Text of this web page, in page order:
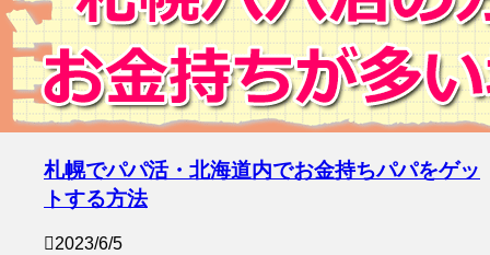
札幌でパパ活・北海道内でお金持ちパパをゲッ
トする方法
2023/6/5